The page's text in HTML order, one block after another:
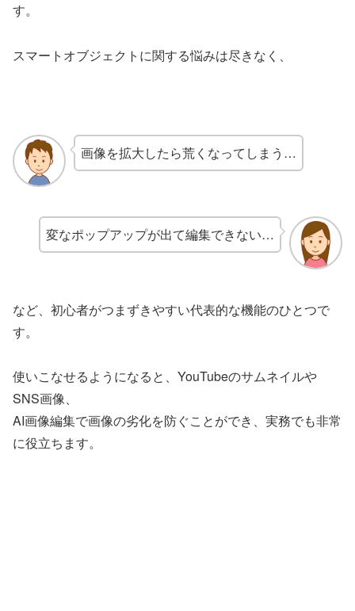
す。
スマートオブジェクトに関する悩みは尽きなく、
画像を拡大したら荒くなってしまう…
変なポップアップが出て編集できない…
など、初心者がつまずきやすい代表的な機能のひとつで
す。
使いこなせるようになると、YouTubeのサムネイルや
SNS画像、
AI画像編集で画像の劣化を防ぐことができ、実務でも非常
に役立ちます。